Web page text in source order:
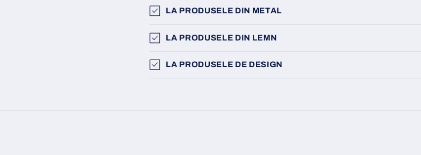
LA PRODUSELE DIN METAL
LA PRODUSELE DIN LEMN
LA PRODUSELE DE DESIGN